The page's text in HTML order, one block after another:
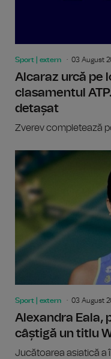
Sport | extern 03 August
Alcaraz urcă pe
clasamentul
detașat
Zverev completează
Sport | extern 03 August
Alexandra Eala,
câștigă un titlu
Jucătoarea asiatică a